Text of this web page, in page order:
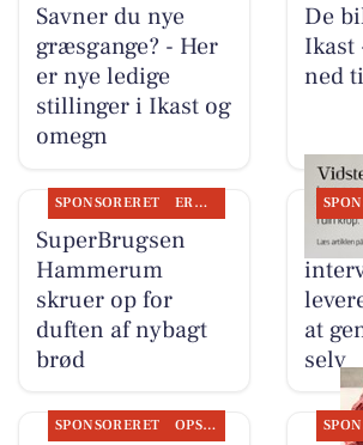
Savner du nye
græsgange? - Her
er nye ledige
stillinger i Ikast og
omegn
De
Ikast
ned
SPONSORERET ERHVERV
SuperBrugsen
Hammerum
skruer op for
duften af nybagt
brød
at
selv
SPONSORERET OPSLAGSTAVLEN